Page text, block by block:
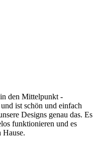
den Mittelpunkt -
ist schön und einfach
Designs genau das. Es
funktionieren und es
Hause.